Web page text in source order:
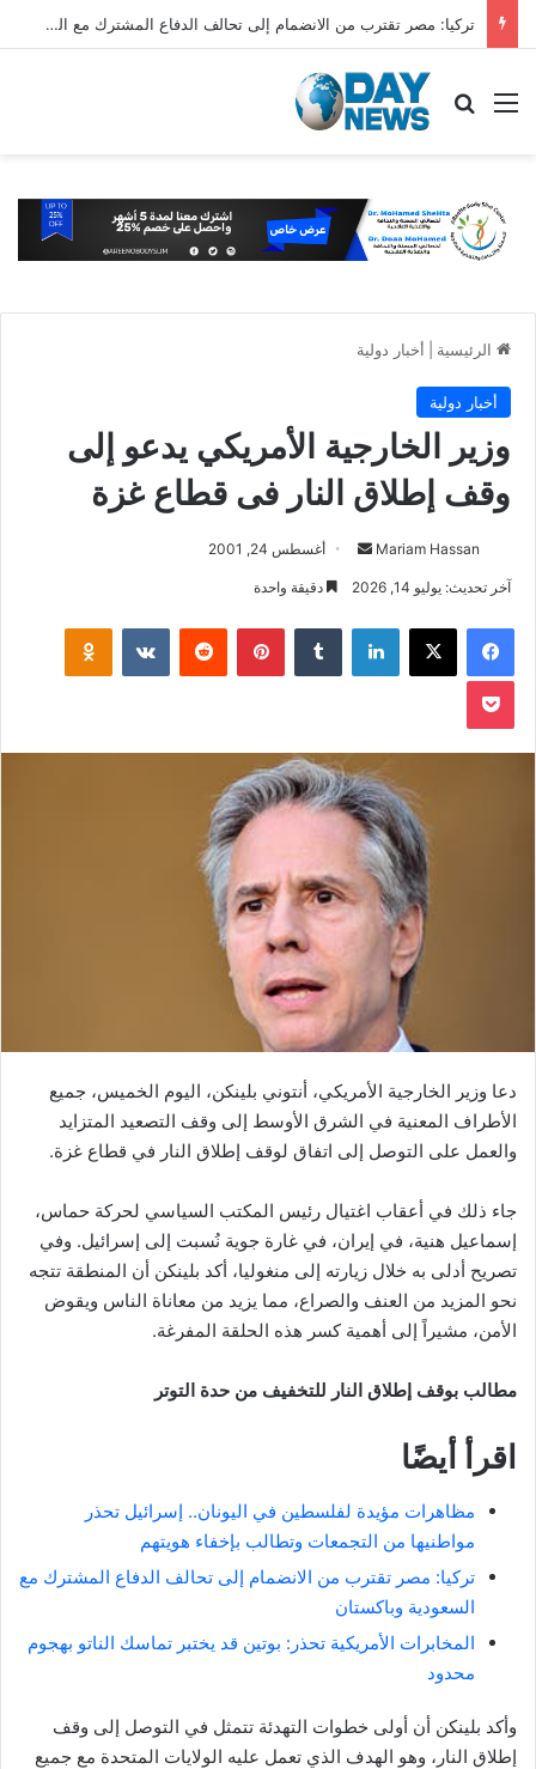
تركيا: مصر تقترب من الانضمام إلى تحالف الدفاع المشترك مع السعودية وباكستان
القائمة بحث عن
الرئيسية أخبار دولية
أخبار دولية
وزير الخارجية الأمريكي يدعو إلى
وقف إطلاق النار فى قطاع غزة
Mariam Hassan
أرسل
بريدا
أغسطس 24, 2001
آخر تحديث: يوليو 14, 2026 دقيقة واحدة
فيسبوك ‫X لينكدإن بينتيريست
‫Pocket
دعا وزير الخارجية الأمريكي، أنتوني بلينكن، اليوم الخميس، جميع
الأطراف المعنية في الشرق الأوسط إلى وقف التصعيد المتزايد
والعمل على التوصل إلى اتفاق لوقف إطلاق النار في قطاع غزة.
جاء ذلك في أعقاب اغتيال رئيس المكتب السياسي لحركة حماس،
إسماعيل هنية، في إيران، في غارة جوية نُسبت إلى إسرائيل. وفي
تصريح أدلى به خلال زيارته إلى منغوليا، أكد بلينكن أن المنطقة تتجه
نحو المزيد من العنف والصراع، مما يزيد من معاناة الناس ويقوض
الأمن، مشيراً إلى أهمية كسر هذه الحلقة المفرغة.
مطالب بوقف إطلاق النار للتخفيف من حدة التوتر
اقرأ أيضًا
مظاهرات مؤيدة لفلسطين في اليونان.. إسرائيل تحذر
مواطنيها من التجمعات وتطالب بإخفاء هويتهم
تركيا: مصر تقترب من الانضمام إلى تحالف الدفاع المشترك مع
السعودية وباكستان
المخابرات الأمريكية تحذر: بوتين قد يختبر تماسك الناتو بهجوم
محدود
وأكد بلينكن أن أولى خطوات التهدئة تتمثل في التوصل إلى وقف
إطلاق النار، وهو الهدف الذي تعمل عليه الولايات المتحدة مع جميع